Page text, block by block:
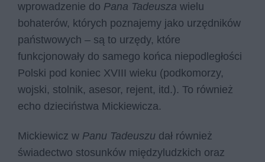
wprowadzenie do Pana Tadeusza wielu
bohaterów, których poznajemy jako urzędników
państwowych – są to urzędy, które
funkcjonowały do samego końca niepodległości
Polski pod koniec XVIII wieku (podkomorzy,
wojski, stolnik, asesor, rejent, itd.). To również
echo dzieciństwa Mickiewicza.
Mickiewicz w Panu Tadeuszu dał również
świadectwo stosunków międzyludzkich oraz